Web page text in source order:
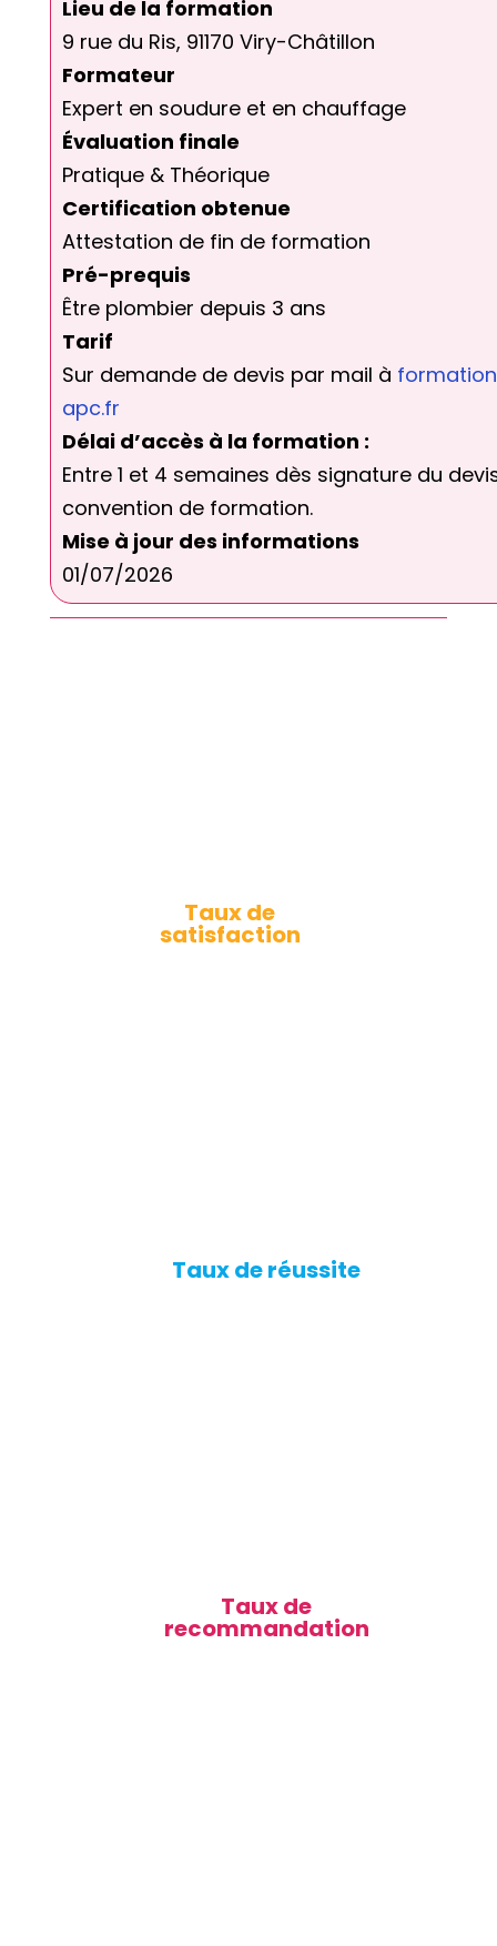
Lieu de la formation
9 rue du Ris, 91170 Viry-Châtillon
Formateur
Expert en soudure et en chauffage
Évaluation finale
Pratique & Théorique
Certification obtenue
Attestation de fin de formation
Pré-prequis
Être plombier depuis 3 ans
Tarif
Sur demande de devis par mail à
apc.fr
Délai d’accès à la formation :
Entre 1 et 4 semaines dès signature du
convention de formation.
Mise à jour des informations
01/07/2026
Taux de
satisfaction
Taux de réussite
Taux de
recommandation